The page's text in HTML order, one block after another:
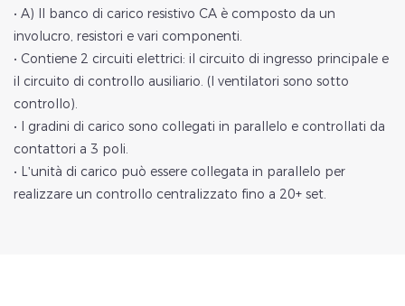
• A) Il banco di carico resistivo CA è composto da un
involucro, resistori e vari componenti.
• Contiene 2 circuiti elettrici: il circuito di ingresso principale e
il circuito di controllo ausiliario. (I ventilatori sono sotto
controllo).
• I gradini di carico sono collegati in parallelo e controllati da
contattori a 3 poli.
• L'unità di carico può essere collegata in parallelo per
realizzare un controllo centralizzato fino a 20+ set.